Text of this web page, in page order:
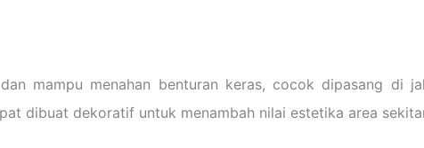
mampu menahan benturan keras, cocok dipasang di
dibuat dekoratif untuk menambah nilai estetika area